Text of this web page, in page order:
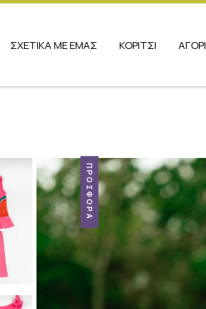
ΣΧΕΤΙΚΑ ΜΕ ΕΜΑΣ ΚΟΡΙΤΣΙ ΑΓΟΡΙ
ΠΡΟΣΦΟΡΆ